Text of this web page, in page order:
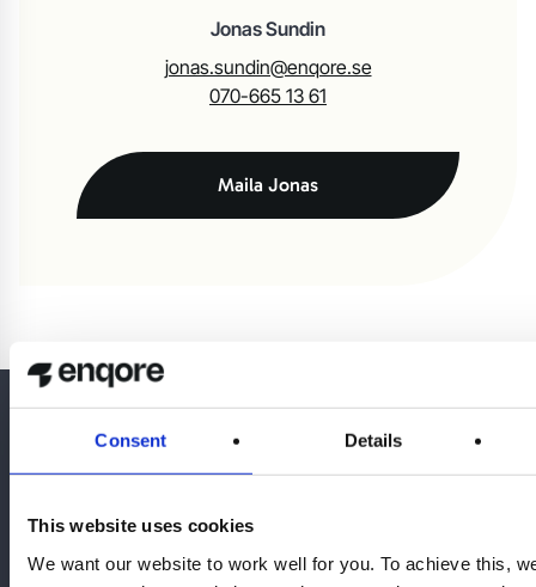
Consent Details
This website uses cookies
We want our website to work well for you. To achieve this,
Jonas Sundin
jonas.sundin@enqore.se
070-665 13 61
Maila Jonas
Huvudkontor Göteborg